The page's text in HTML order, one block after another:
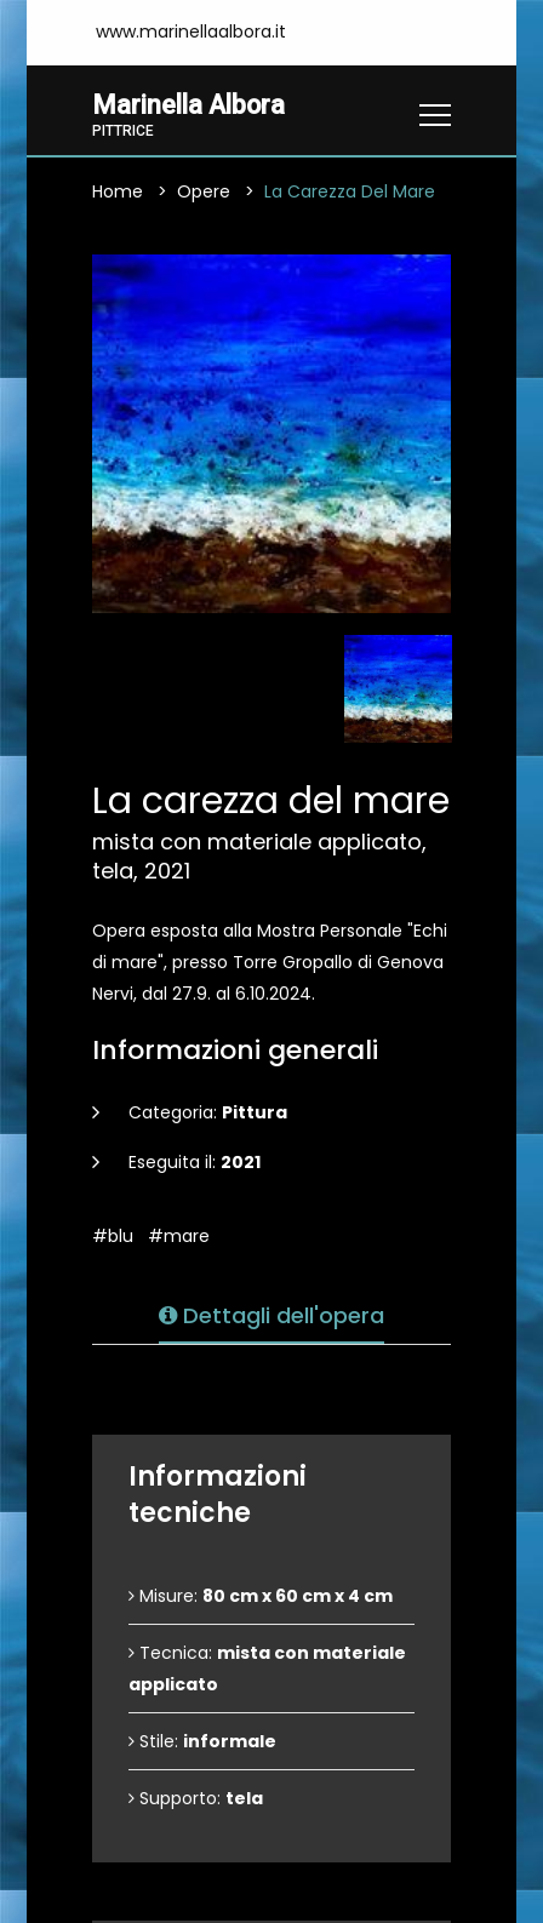
www.marinellaalbora.it
Marinella Albora
PITTRICE
Home Opere La Carezza Del Mare
La carezza del mare
mista con materiale applicato,
tela, 2021
Opera esposta alla Mostra Personale "Echi
di mare", presso Torre Gropallo di Genova
Nervi, dal 27.9. al 6.10.2024.
Informazioni generali
Categoria: Pittura
Eseguita il: 2021
#blu #mare
Dettagli dell'opera
Informazioni
tecniche
Misure: 80 cm x 60 cm x 4 cm
Tecnica: mista con materiale
applicato
Stile: informale
Supporto: tela